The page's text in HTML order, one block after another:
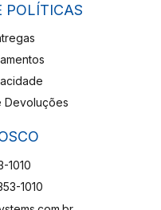
POLÍTICAS
Devoluções
1010
1010